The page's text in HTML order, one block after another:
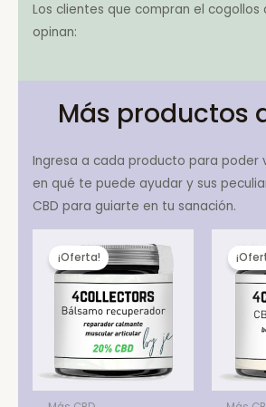
Los clientes que compran el cogollos
opinan:
Más productos
Ingresa a cada producto para poder
en qué te puede ayudar y sus
CBD para guiarte en tu sanación.
¡Oferta!